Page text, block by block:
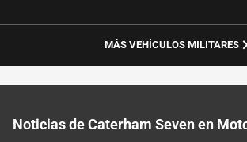
MÁS VEHÍCULOS MILITARES
Noticias de Caterham Seven en